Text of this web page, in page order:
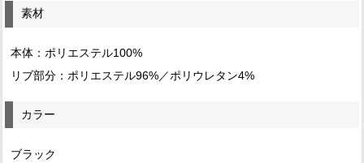
素材
本体：ポリエステル100%
リブ部分：ポリエステル96%／ポリウレタン4%
カラー
ブラック